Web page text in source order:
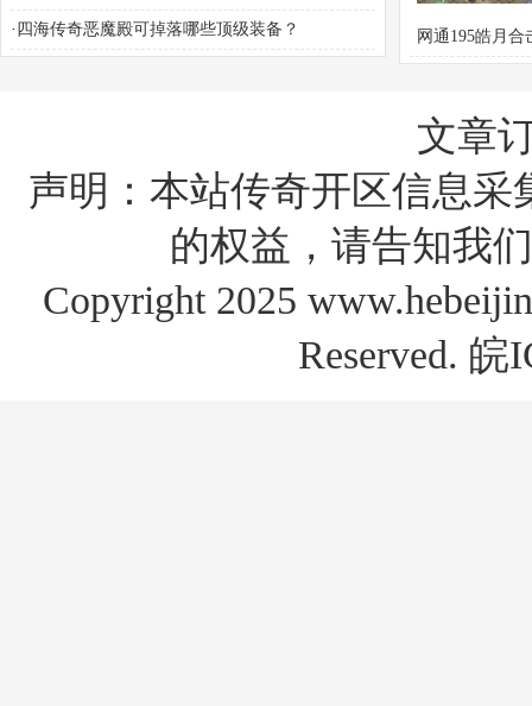
· 四海传奇恶魔殿可掉落哪些顶级装备？ 网通195皓月合
往路线是什
文章
声明：本站传奇开区信息
的权益，请告知我
Copyright 2025
Reserved. 皖